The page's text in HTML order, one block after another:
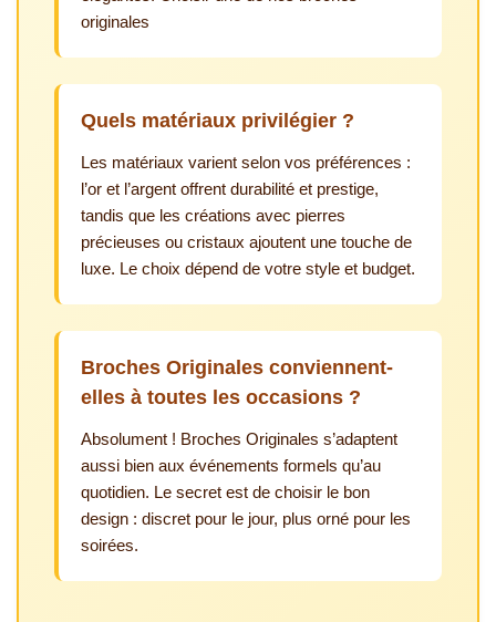
originales
Quels matériaux privilégier ?
Les matériaux varient selon vos préférences :
l’or et l’argent offrent durabilité et prestige,
tandis que les créations avec pierres
précieuses ou cristaux ajoutent une touche de
luxe. Le choix dépend de votre style et budget.
Broches Originales conviennent-
elles à toutes les occasions ?
Absolument ! Broches Originales s’adaptent
aussi bien aux événements formels qu’au
quotidien. Le secret est de choisir le bon
design : discret pour le jour, plus orné pour les
soirées.